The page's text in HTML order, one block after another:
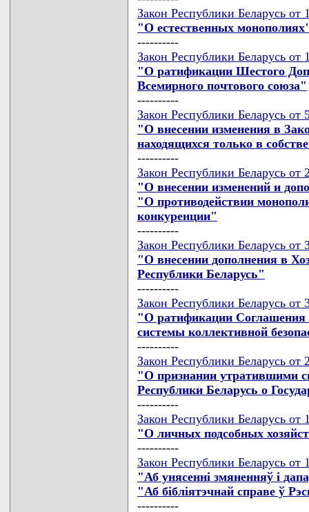
Закон Республики Беларусь от
"О естественных
----------
Закон Республики Беларусь от
"О ратификации Шестого
Всемирного почтового союза"
----------
Закон Республики Беларусь от
"О внесении изменения в
находящихся только в
----------
Закон Республики Беларусь от
"О внесении изменений и
"О противодействии
конкуренции"
----------
Закон Республики Беларусь
"О внесении дополнения в
Республики Беларусь"
----------
Закон Республики Беларусь
"О ратификации Соглашения
системы коллективной
----------
Закон Республики Беларусь
"О признании утратившими
Республики Беларусь о
----------
Закон Республики Беларусь от
"О личных подсобных
----------
Закон Республики Беларусь от
"Аб унясеннi змяненняў i
"Аб бiблiятэчнай справе ў
----------